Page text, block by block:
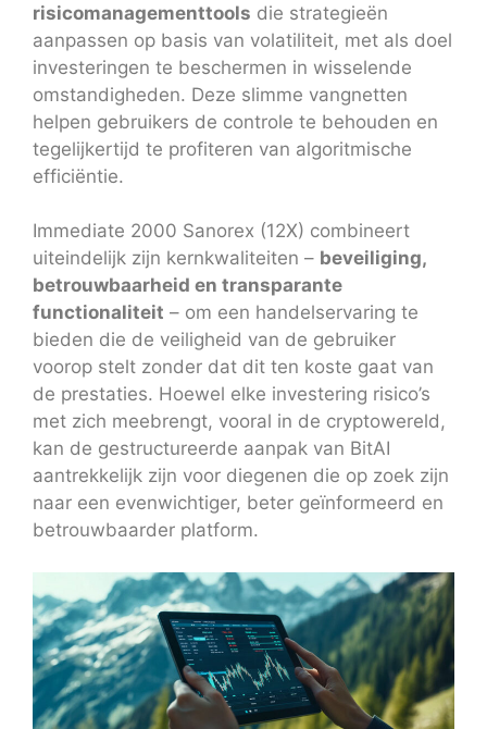
risicomanagementtools die strategieën
aanpassen op basis van volatiliteit, met als doel
investeringen te beschermen in wisselende
omstandigheden. Deze slimme vangnetten
helpen gebruikers de controle te behouden en
tegelijkertijd te profiteren van algoritmische
efficiëntie.
Immediate 2000 Sanorex (12X) combineert
uiteindelijk zijn kernkwaliteiten – beveiliging,
betrouwbaarheid en transparante
functionaliteit – om een handelservaring te
bieden die de veiligheid van de gebruiker
voorop stelt zonder dat dit ten koste gaat van
de prestaties. Hoewel elke investering risico’s
met zich meebrengt, vooral in de cryptowereld,
kan de gestructureerde aanpak van BitAI
aantrekkelijk zijn voor diegenen die op zoek zijn
naar een evenwichtiger, beter geïnformeerd en
betrouwbaarder platform.